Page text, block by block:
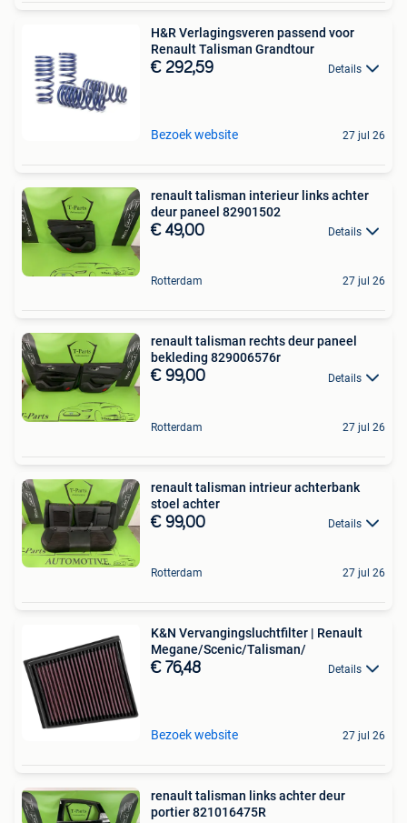
H&R Verlagingsveren passend voor
Renault Talisman Grandtour
€ 292,59 Details
Bezoek website 27 jul 26
renault talisman interieur links achter
deur paneel 82901502
€ 49,00 Details
Rotterdam 27 jul 26
renault talisman rechts deur paneel
bekleding 829006576r
€ 99,00 Details
Rotterdam 27 jul 26
renault talisman intrieur achterbank
stoel achter
€ 99,00 Details
Rotterdam 27 jul 26
K&N Vervangingsluchtfilter | Renault
Megane/Scenic/Talisman/
€ 76,48 Details
Bezoek website 27 jul 26
renault talisman links achter deur
portier 821016475R